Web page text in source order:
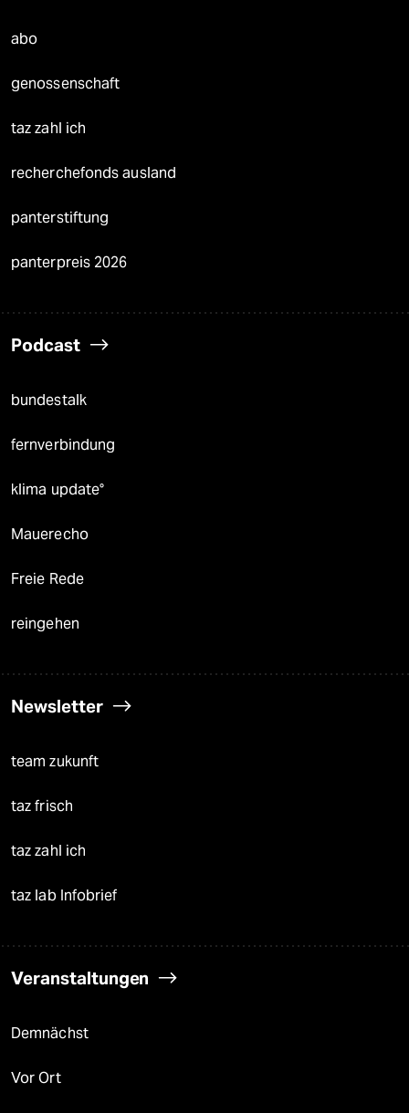
abo
genossenschaft
taz zahl ich
recherchefonds ausland
panterstiftung
panterpreis 2026
Podcast
bundestalk
fernverbindung
klima update°
Mauerecho
Freie Rede
reingehen
Newsletter
team zukunft
taz frisch
taz zahl ich
taz lab Infobrief
Veranstaltungen
Demnächst
Vor Ort